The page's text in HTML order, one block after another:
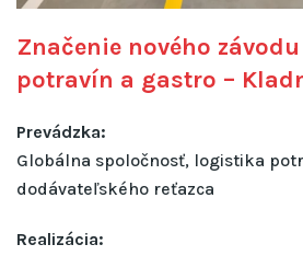
Značenie nového
potravín a gastro –
Prevádzka:
Globálna spoločnosť, logistika potravín a riadenie
dodávateľského reťazca
Realizácia: